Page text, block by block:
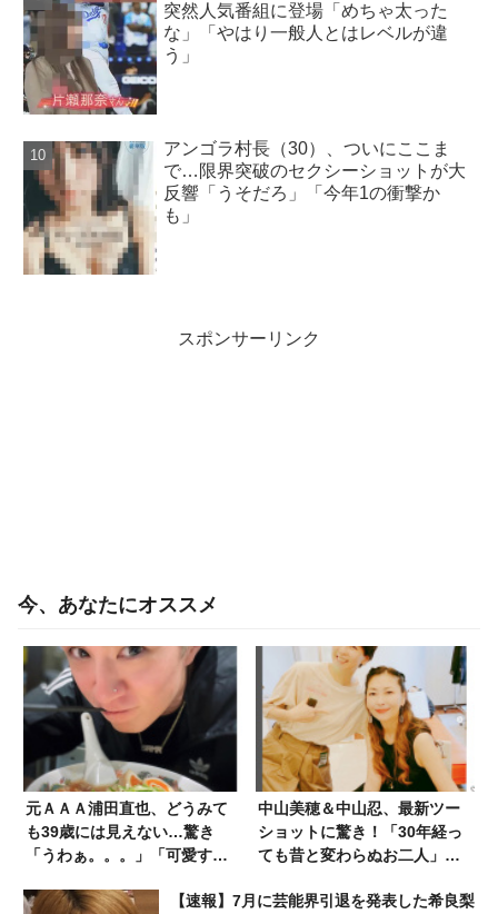
突然人気番組に登場「めちゃ太った
な」「やはり一般人とはレベルが違
う」
アンゴラ村長（30）、ついにここま
で…限界突破のセクシーショットが大
反響「うそだろ」「今年1の衝撃か
も」
スポンサーリンク
今、あなたにオススメ
元ＡＡＡ浦田直也、どうみて
も39歳には見えない…驚き
「うわぁ。。。」「可愛すぎ
中山美穂＆中山忍、最新ツー
ショットに驚き！「30年経っ
ても昔と変わらぬお二人」
【速報】7月に芸能界引退を発表した希良梨